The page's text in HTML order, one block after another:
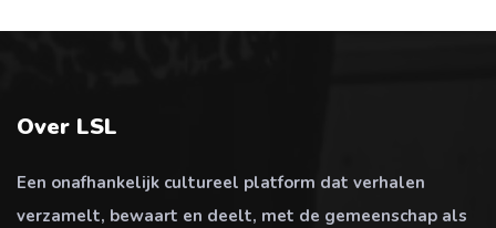
Over LSL
Een onafhankelijk cultureel platform dat verhalen
verzamelt, bewaart en deelt, met de gemeenschap als